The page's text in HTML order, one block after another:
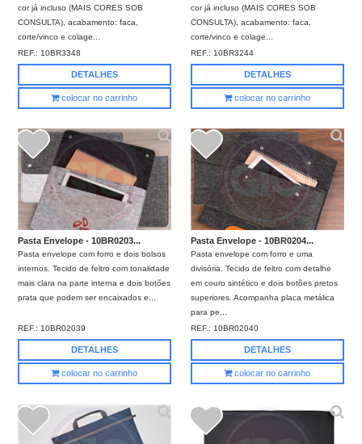
cor já incluso (MAIS CORES SOB
CONSULTA), acabamento: faca,
corte/vinco e colage...
REF.: 10BR3348
DETALHES
colocar no carrinho
cor já incluso (MAIS CORES SOB
CONSULTA), acabamento: faca,
corte/vinco e colage...
REF.: 10BR3244
DETALHES
colocar no carrinho
Pasta Envelope - 10BR0203...
Pasta envelope com forro e dois bolsos
internos. Tecido de feltro com tonalidade
mais clara na parte interna e dois botões
prata que podem ser encaixados e...
REF.:10BR02039
DETALHES
colocar no carrinho
Pasta Envelope - 10BR0204...
Pasta envelope com forro e uma
divisória. Tecido de feltro com detalhe
em couro sintético e dois botões pretos
superiores. Acompanha placa metálica
para pe...
REF.:10BR02040
DETALHES
colocar no carrinho